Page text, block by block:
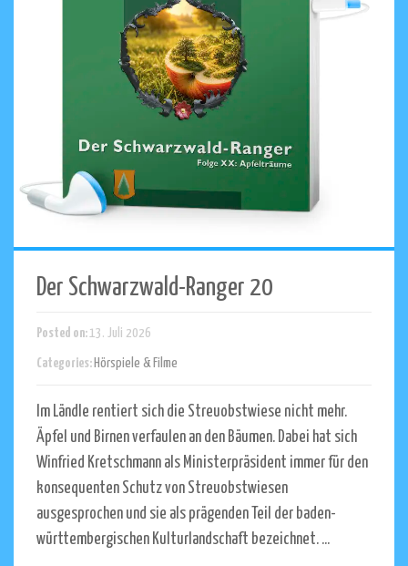
Der Schwarzwald-Ranger 20
Posted on: 13. Juli 2026
Categories: Hörspiele & Filme
Im Ländle rentiert sich die Streuobstwiese nicht mehr.
Äpfel und Birnen verfaulen an den Bäumen. Dabei hat sich
Winfried Kretschmann als Ministerpräsident immer für den
konsequenten Schutz von Streuobstwiesen
ausgesprochen und sie als prägenden Teil der baden-
württembergischen Kulturlandschaft bezeichnet. ...